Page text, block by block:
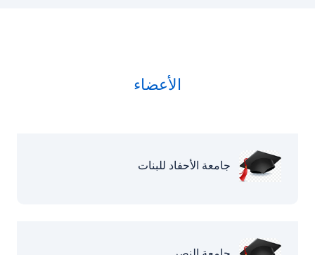
الأعضاء
جامعة الأحفاد للبنات